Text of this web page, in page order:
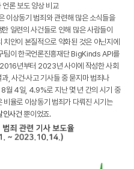
론 보도 양상 비교
이상동기 범죄와 관련해 많은 소식들을
일련의 사건들로 인해 많은 사람들이
치안이 본질적으로 악화된 것은 아닌지에
팀이 한국언론진흥재단 BigKinds API를
년부터 2023년 사이에 작성한 사회
, 사건·사고 기사들 중 묻지마 범죄나
월 4일, 4.9%로 지난 몇 년 간의 시기 중
율로 이상동기 범죄가 다뤄진 시기는
인사건뿐이었죠.